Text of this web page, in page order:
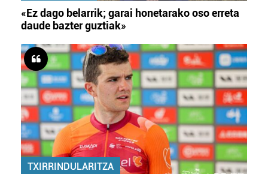
«Ez dago belarrik; garai honetarako oso erreta
daude bazter guztiak»
TXIRRINDULARITZA